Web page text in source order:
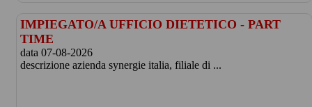
IMPIEGATO/A UFFICIO DIETETICO - PART
TIME
data 07-08-2026
descrizione azienda synergie italia, filiale di ...